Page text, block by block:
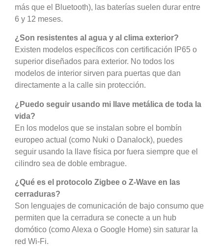
más que el Bluetooth), las baterías suelen durar entre
6 y 12 meses.
¿Son resistentes al agua y al clima exterior?
Existen modelos específicos con certificación IP65 o
superior diseñados para exterior. No todos los
modelos de interior sirven para puertas que dan
directamente a la calle sin protección.
¿Puedo seguir usando mi llave metálica de toda la
vida?
En los modelos que se instalan sobre el bombín
europeo actual (como Nuki o Danalock), puedes
seguir usando la llave física por fuera siempre que el
cilindro sea de doble embrague.
¿Qué es el protocolo Zigbee o Z-Wave en las
cerraduras?
Son lenguajes de comunicación de bajo consumo que
permiten que la cerradura se conecte a un hub
domótico (como Alexa o Google Home) sin saturar la
red Wi-Fi.